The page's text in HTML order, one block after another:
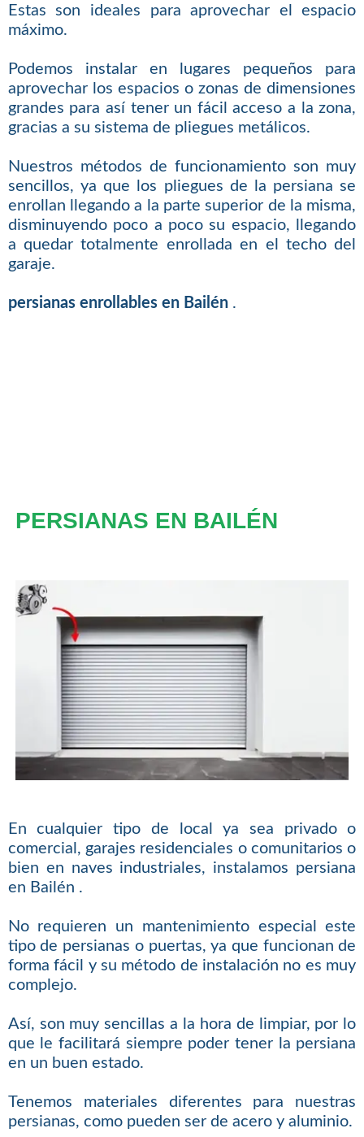
Estas son ideales para aprovechar el espacio
máximo.
Podemos instalar en lugares pequeños para
aprovechar los espacios o zonas de dimensiones
grandes para así tener un fácil acceso a la zona,
gracias a su sistema de pliegues metálicos.
Nuestros métodos de funcionamiento son muy
sencillos, ya que los pliegues de la persiana se
enrollan llegando a la parte superior de la misma,
disminuyendo poco a poco su espacio, llegando
a quedar totalmente enrollada en el techo del
garaje.
persianas enrollables en Bailén .
PERSIANAS EN BAILÉN
En cualquier tipo de local ya sea privado o
comercial, garajes residenciales o comunitarios o
bien en naves industriales, instalamos persiana
en Bailén .
No requieren un mantenimiento especial este
tipo de persianas o puertas, ya que funcionan de
forma fácil y su método de instalación no es muy
complejo.
Así, son muy sencillas a la hora de limpiar, por lo
que le facilitará siempre poder tener la persiana
en un buen estado.
Tenemos materiales diferentes para nuestras
persianas, como pueden ser de acero y aluminio.